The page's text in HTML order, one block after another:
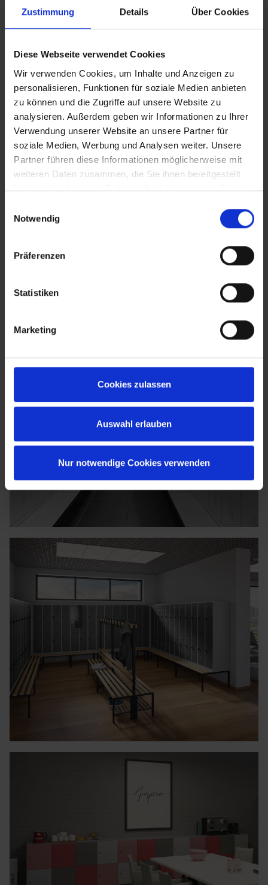
Zustimmung Details Über Cookies
Diese Webseite verwendet Cookies
Wir verwenden Cookies, um Inhalte und Anzeigen zu
personalisieren, Funktionen für soziale Medien anbieten
zu können und die Zugriffe auf unsere Website zu
analysieren. Außerdem geben wir Informationen zu Ihrer
Verwendung unserer Website an unsere Partner für
soziale Medien, Werbung und Analysen weiter. Unsere
Partner führen diese Informationen möglicherweise mit
weiteren Daten zusammen, die Sie ihnen bereitgestellt
haben oder die sie im Rahmen Ihrer Nutzung der Dienste
Notwendig
Präferenzen
Statistiken
Marketing
Cookies zulassen
Auswahl erlauben
Nur notwendige Cookies verwenden